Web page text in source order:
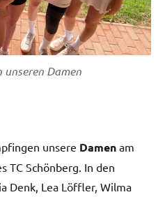
unseren Damen
unsere Damen am
TC Schönberg. In den
Denk, Lea Löffler, Wilma